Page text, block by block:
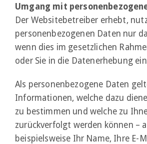
Umgang mit
Der Websitebetreiber erhebt,
personenbezogenen Daten nur
wenn dies im gesetzlichen
oder Sie in die Datenerhebung
Als personenbezogene Daten
Informationen, welche dazu
zu bestimmen und welche zu
zurückverfolgt werden können –
beispielsweise Ihr Name, Ihre E-